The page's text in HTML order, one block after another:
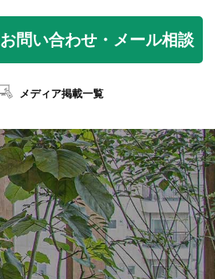
お問い合わせ・メール相談
メディア掲載一覧